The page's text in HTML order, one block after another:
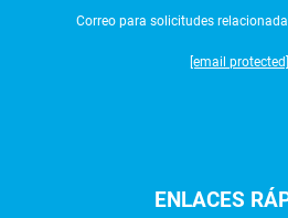
Correo para solicitudes
[email protected]
ENLACES